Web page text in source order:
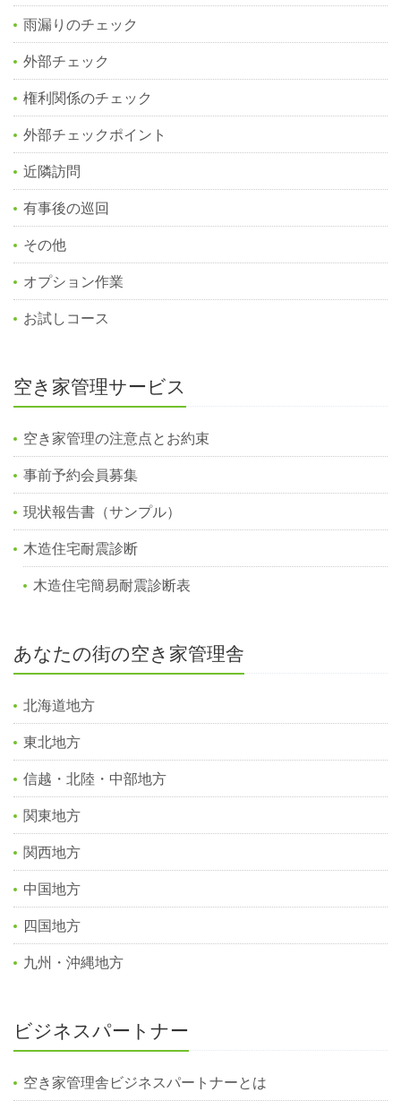
雨漏りのチェック
外部チェック
権利関係のチェック
外部チェックポイント
近隣訪問
有事後の巡回
その他
オプション作業
お試しコース
空き家管理サービス
空き家管理の注意点とお約束
事前予約会員募集
現状報告書（サンプル）
木造住宅耐震診断
木造住宅簡易耐震診断表
あなたの街の空き家管理舎
北海道地方
東北地方
信越・北陸・中部地方
関東地方
関西地方
中国地方
四国地方
九州・沖縄地方
ビジネスパートナー
空き家管理舎ビジネスパートナーとは